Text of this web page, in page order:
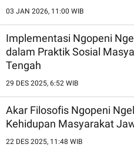
03 JAN 2026, 11:00 WIB
Implementasi Ngopeni
dalam Praktik Sosial
Tengah
29 DES 2025, 6:52 WIB
Akar Filosofis Ngopeni
Kehidupan Masyarakat
22 DES 2025, 11:48 WIB